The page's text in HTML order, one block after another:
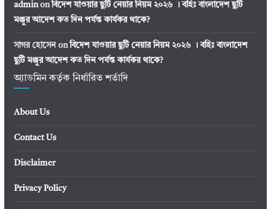
adminonবিদেশ যাওয়ার ছুটি নেয়ার নিয়ম ২০২৬ । বহিঃ বাংলাদেশ ছুটি
মঞ্জুর আদেশ কত দিন পর্যন্ত কার্যকর থাকে?
সাগর হোসেনonবিদেশ যাওয়ার ছুটি নেয়ার নিয়ম ২০২৬ । বহিঃ বাংলাদেশ
ছুটি মঞ্জুর আদেশ কত দিন পর্যন্ত কার্যকর থাকে?
অ্যাডমিন কর্তৃক নির্ধারিত শর্তাদি
About Us
Contact Us
Disclaimer
Privacy Policy